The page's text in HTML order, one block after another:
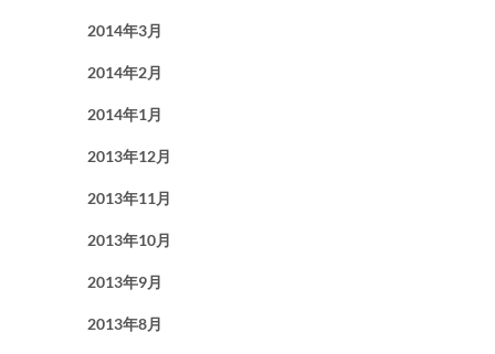
2014年3月
2014年2月
2014年1月
2013年12月
2013年11月
2013年10月
2013年9月
2013年8月